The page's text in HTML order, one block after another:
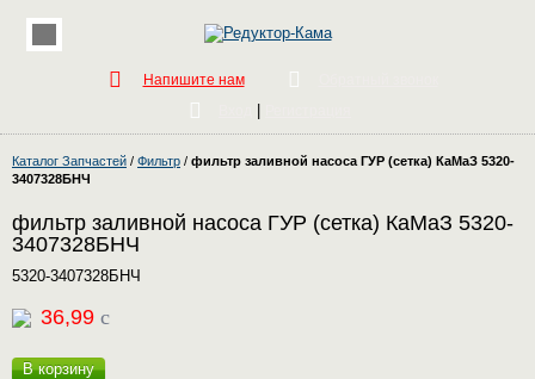
Напишите нам
Каталог Запчастей / Фильтр / фильтр заливной насоса ГУР (сетка) КаМаЗ 5320-
3407328БНЧ
фильтр заливной насоса ГУР (сетка) КаМаЗ 5320-
3407328БНЧ
5320-3407328БНЧ
36,99 c
В корзину